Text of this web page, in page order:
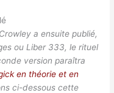
a ensuite publié,
ou Liber 333, le rituel
version paraîtra
en théorie et en
ci-dessous cette